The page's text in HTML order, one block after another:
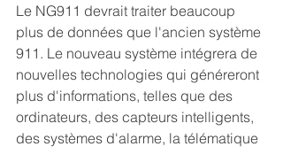
Le NG911 devrait traiter beaucoup
plus de données que l'ancien système
911. Le nouveau système intégrera de
nouvelles technologies qui généreront
plus d'informations, telles que des
ordinateurs, des capteurs intelligents,
des systèmes d'alarme, la télématique